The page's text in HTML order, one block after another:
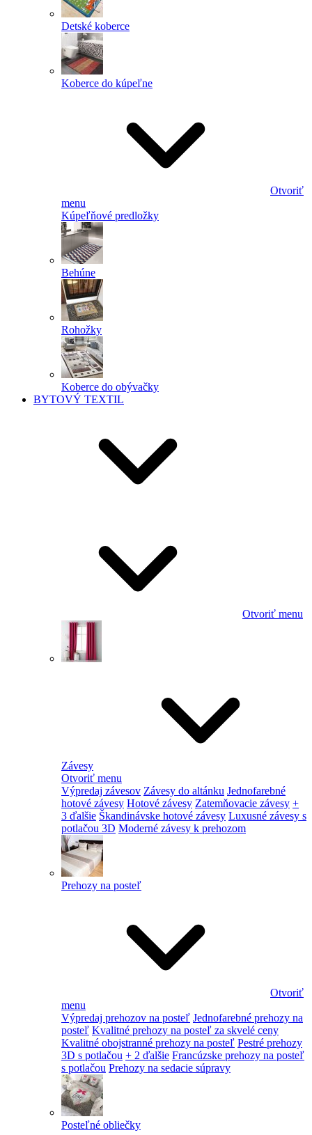
Detské koberce
Koberce do kúpeľne
Otvoriť
menu
Kúpeľňové predložky
Behúne
Rohožky
Koberce do obývačky
BYTOVÝ TEXTIL
Otvoriť menu
Závesy
Otvoriť menu
Výpredaj závesov Závesy do altánku Jednofarebné
hotové závesy Hotové závesy Zatemňovacie závesy +
3 ďalšie Škandinávske hotové závesy Luxusné závesy s
potlačou 3D Moderné závesy k prehozom
Prehozy na posteľ
Otvoriť
menu
Výpredaj prehozov na posteľ Jednofarebné prehozy na
posteľ Kvalitné prehozy na posteľ za skvelé ceny
Kvalitné obojstranné prehozy na posteľ Pestré prehozy
3D s potlačou + 2 ďalšie Francúzske prehozy na posteľ
s potlačou Prehozy na sedacie súpravy
Posteľné obliečky